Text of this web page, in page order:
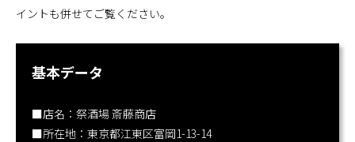
イントも併せてご覧ください。
基本データ
■店名：祭酒場 斎藤商店
■所在地：東京都江東区富岡1-13-14